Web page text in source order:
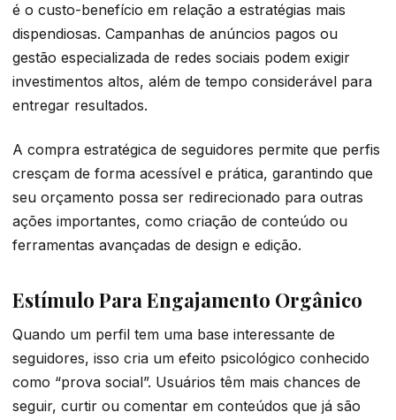
é o custo-benefício em relação a estratégias mais
dispendiosas. Campanhas de anúncios pagos ou
gestão especializada de redes sociais podem exigir
investimentos altos, além de tempo considerável para
entregar resultados.
A compra estratégica de seguidores permite que perfis
cresçam de forma acessível e prática, garantindo que
seu orçamento possa ser redirecionado para outras
ações importantes, como criação de conteúdo ou
ferramentas avançadas de design e edição.
Estímulo Para Engajamento Orgânico
Quando um perfil tem uma base interessante de
seguidores, isso cria um efeito psicológico conhecido
como “prova social”. Usuários têm mais chances de
seguir, curtir ou comentar em conteúdos que já são